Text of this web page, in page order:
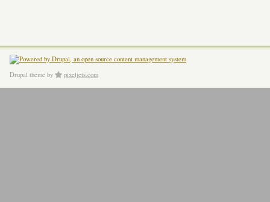
Drupal theme by pixeljets.com